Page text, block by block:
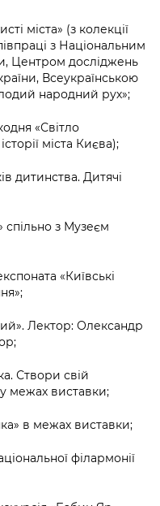
міста» (з колекції
з Національним
Центром досліджень
Всеукраїнською
народний рух»;
«Світло
міста Києва);
дитинства. Дитячі
спільно з Музеєм
«Київські
Лектор: Олександр
Створи свій
межах виставки;
в межах виставки;
філармонії